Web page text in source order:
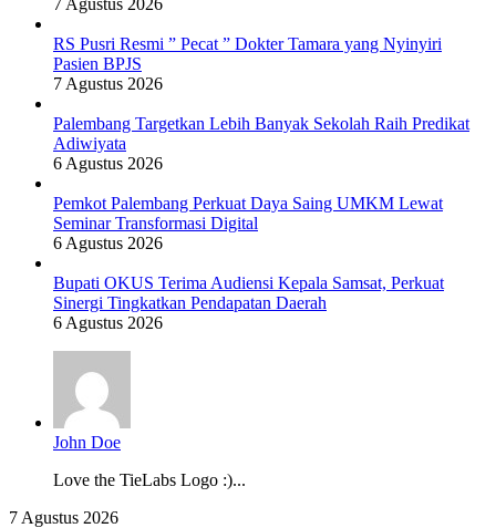
RS Pusri Resmi ” Pecat ” Dokter Tamara yang Nyinyiri
Pasien BPJS
7 Agustus 2026
Palembang Targetkan Lebih Banyak Sekolah Raih Predikat
Adiwiyata
6 Agustus 2026
Pemkot Palembang Perkuat Daya Saing UMKM Lewat
Seminar Transformasi Digital
6 Agustus 2026
Bupati OKUS Terima Audiensi Kepala Samsat, Perkuat
Sinergi Tingkatkan Pendapatan Daerah
6 Agustus 2026
John Doe
Love the TieLabs Logo :)...
Wujudkan
7 Agustus 2026